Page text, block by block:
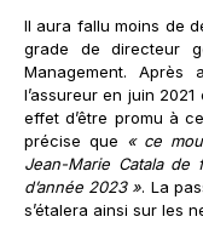
Il aura fallu moins de
grade de directeur
Management.
l’assureur en juin
effet d’être promu à
précise que « ce
Jean-Marie Catala
d’année 2023 ». La
s’étalera ainsi sur les